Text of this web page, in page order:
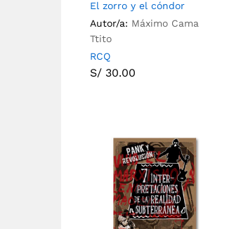
El zorro y el cóndor
Autor/a: Máximo Cama
Ttito
RCQ
S/ 30.00